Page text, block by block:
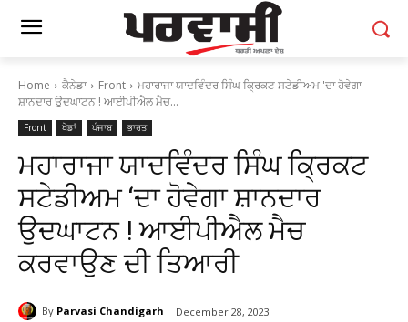
Home ਕੈਨੇਡਾ Front
ਮਹਾਰਾਜਾ ਯਾਦਵਿੰਦਰ ਸਿੰਘ ਕ੍ਰਿਕਟ ਸਟੇਡੀਅਮ 'ਦਾ ਹੋਵੇਗਾ
ਸ਼ਾਨਦਾਰ ਉਦਘਾਟਨ ! ਆਈਪੀਐਲ ਮੈਚ...
Front ਖੇਡਾਂ ਪੰਜਾਬ ਭਾਰਤ
ਮਹਾਰਾਜਾ ਯਾਦਵਿੰਦਰ ਸਿੰਘ ਕ੍ਰਿਕਟ
ਸਟੇਡੀਅਮ ‘ਦਾ ਹੋਵੇਗਾ ਸ਼ਾਨਦਾਰ
ਉਦਘਾਟਨ ! ਆਈਪੀਐਲ ਮੈਚ
ਕਰਵਾਉਣ ਦੀ ਤਿਆਰੀ
By Parvasi Chandigarh December 28, 2023